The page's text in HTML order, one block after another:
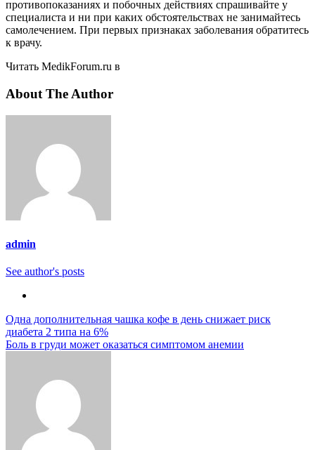
противопоказаниях и побочных действиях спрашивайте у
специалиста и ни при каких обстоятельствах не занимайтесь
самолечением. При первых признаках заболевания обратитесь
к врачу.
Читать MedikForum.ru в
About The Author
admin
See author's posts
Навигация
по
Одна дополнительная чашка кофе в день снижает риск
диабета 2 типа на 6%
Боль в груди может оказаться симптомом анемии